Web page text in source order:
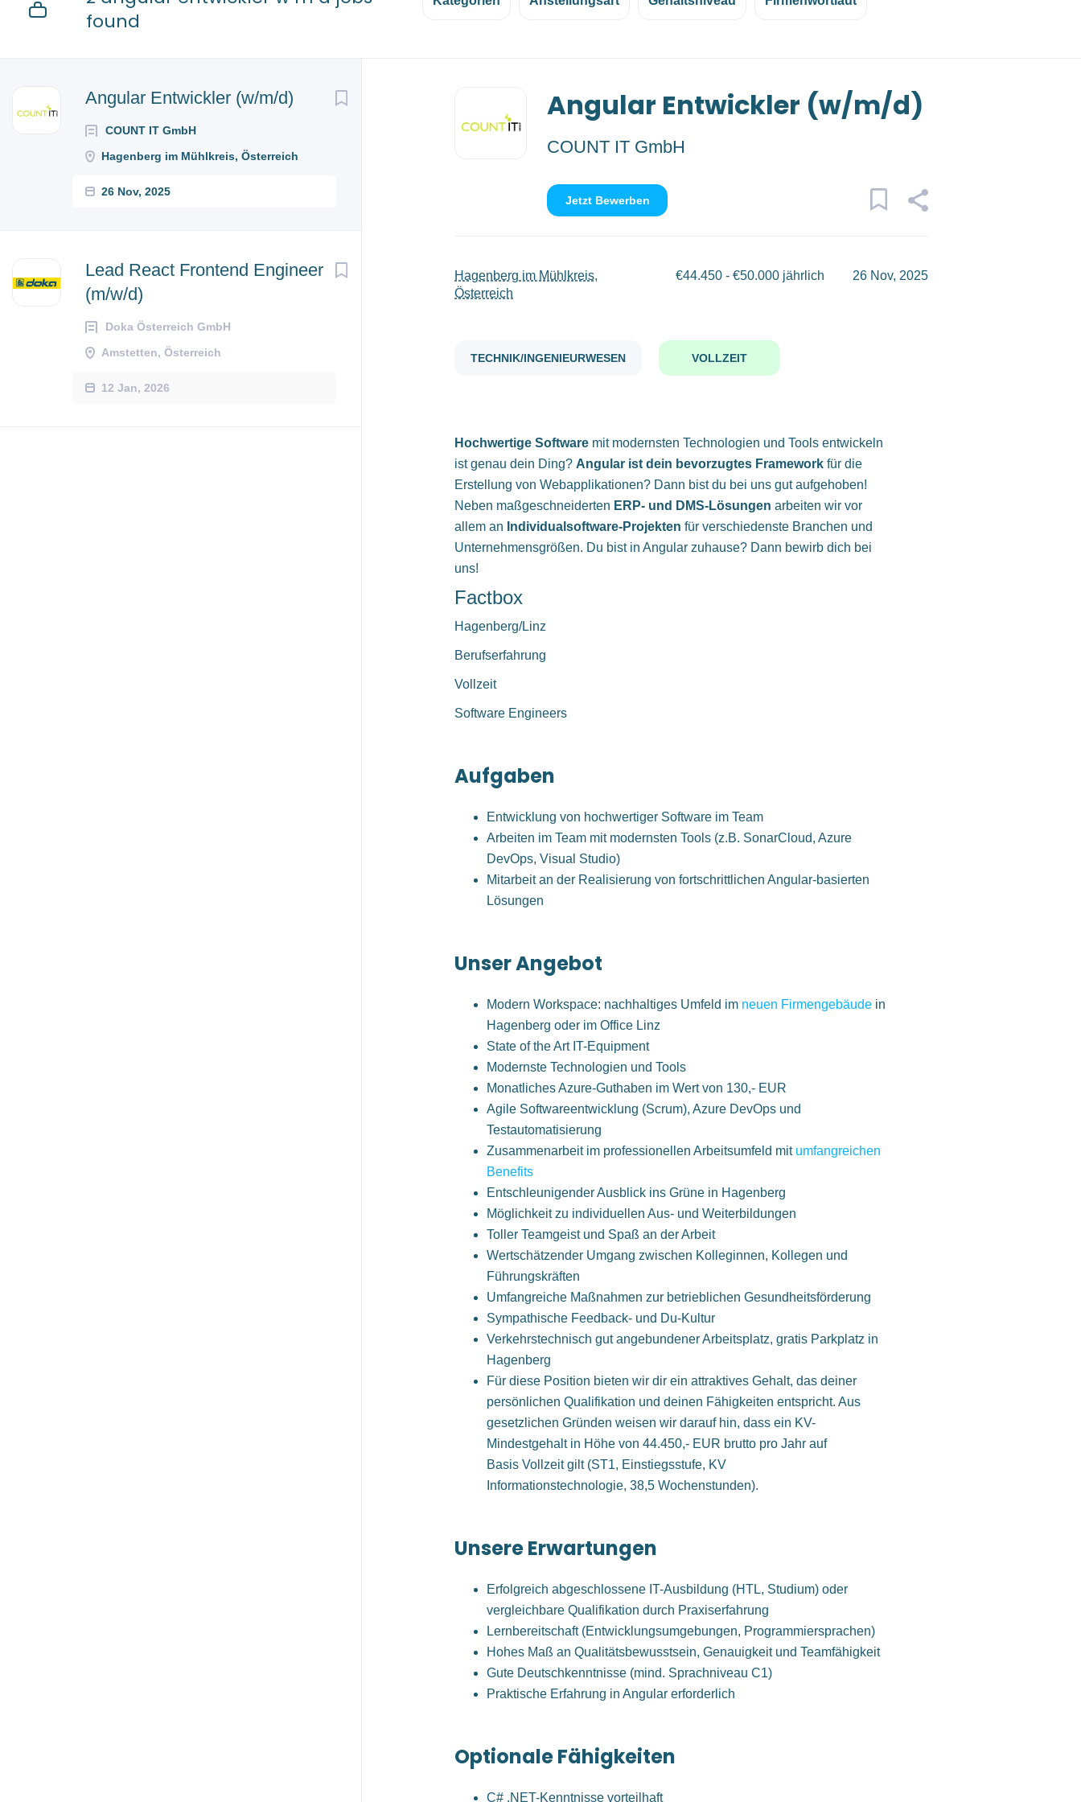
found
Angular Entwickler (w/m/d)
COUNT IT GmbH
Hagenberg im Mühlkreis, Österreich
26 Nov, 2025
Lead React Frontend Engineer
(m/w/d)
Doka Österreich GmbH
Amstetten, Österreich
12 Jan, 2026
list
Angular Entwickler (w/m/d)
COUNT IT GmbH
Jetzt Bewerben
Hagenberg im Mühlkreis,
Österreich
€44.450 - €50.000 jährlich 26 Nov, 2025
TECHNIK/INGENIEURWESEN VOLLZEIT
Hochwertige Software mit modernsten Technologien und Tools entwickeln
ist genau dein Ding? Angular ist dein bevorzugtes Framework für die
Erstellung von Webapplikationen? Dann bist du bei uns gut aufgehoben!
Neben maßgeschneiderten ERP- und DMS-Lösungen arbeiten wir vor
allem an Individualsoftware-Projekten für verschiedenste Branchen und
Unternehmensgrößen. Du bist in Angular zuhause? Dann bewirb dich bei
uns!
Factbox
Hagenberg/Linz
Berufserfahrung
Vollzeit
Software Engineers
Aufgaben
Entwicklung von hochwertiger Software im Team
Arbeiten im Team mit modernsten Tools (z.B. SonarCloud, Azure
DevOps, Visual Studio)
Mitarbeit an der Realisierung von fortschrittlichen Angular-basierten
Lösungen
Unser Angebot
Modern Workspace: nachhaltiges Umfeld im neuen Firmengebäude in
Hagenberg oder im Office Linz
State of the Art IT-Equipment
Modernste Technologien und Tools
Monatliches Azure-Guthaben im Wert von 130,- EUR
Agile Softwareentwicklung (Scrum), Azure DevOps und
Testautomatisierung
Zusammenarbeit im professionellen Arbeitsumfeld mit umfangreichen
Benefits
Entschleunigender Ausblick ins Grüne in Hagenberg
Möglichkeit zu individuellen Aus- und Weiterbildungen
Toller Teamgeist und Spaß an der Arbeit
Wertschätzender Umgang zwischen Kolleginnen, Kollegen und
Führungskräften
Umfangreiche Maßnahmen zur betrieblichen Gesundheitsförderung
Sympathische Feedback- und Du-Kultur
Verkehrstechnisch gut angebundener Arbeitsplatz, gratis Parkplatz in
Hagenberg
Für diese Position bieten wir dir ein attraktives Gehalt, das deiner
persönlichen Qualifikation und deinen Fähigkeiten entspricht. Aus
gesetzlichen Gründen weisen wir darauf hin, dass ein KV-
Mindestgehalt in Höhe von 44.450,- EUR brutto pro Jahr auf
Basis Vollzeit gilt (ST1, Einstiegsstufe, KV
Informationstechnologie, 38,5 Wochenstunden).
Unsere Erwartungen
Erfolgreich abgeschlossene IT-Ausbildung (HTL, Studium) oder
vergleichbare Qualifikation durch Praxiserfahrung
Lernbereitschaft (Entwicklungsumgebungen, Programmiersprachen)
Hohes Maß an Qualitätsbewusstsein, Genauigkeit und Teamfähigkeit
Gute Deutschkenntnisse (mind. Sprachniveau C1)
Praktische Erfahrung in Angular erforderlich
Optionale Fähigkeiten
C# .NET-Kenntnisse vorteilhaft